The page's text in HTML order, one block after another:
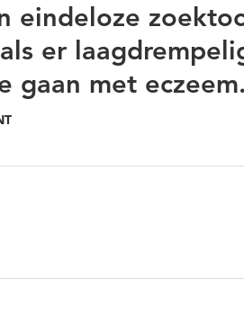
eindeloze
er
gaan met